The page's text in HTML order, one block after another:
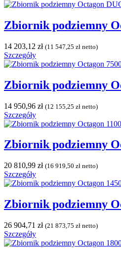
Zbiornik podziemny
14 203,12 zł (11 547,25 zł netto)
Szczegóły
Zbiornik podziemny
14 950,96 zł (12 155,25 zł netto)
Szczegóły
Zbiornik podziemny
20 810,99 zł (16 919,50 zł netto)
Szczegóły
Zbiornik podziemny
26 904,71 zł (21 873,75 zł netto)
Szczegóły